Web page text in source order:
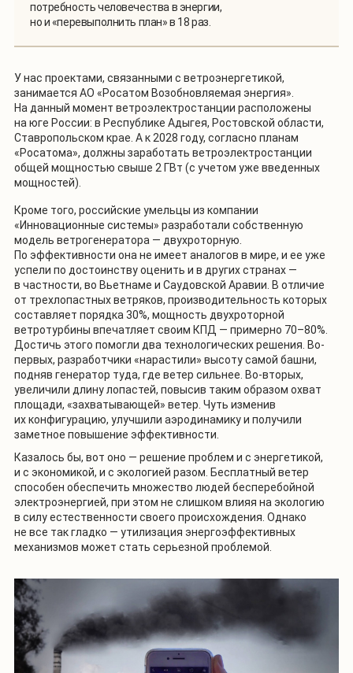
потребность человечества в энергии,
но и «перевыполнить план» в 18 раз.
У нас проектами, связанными с ветроэнергетикой,
занимается АО «Росатом Возобновляемая энергия».
На данный момент ветроэлектростанции расположены
на юге России: в Республике Адыгея, Ростовской области,
Ставропольском крае. А к 2028 году, согласно планам
«Росатома», должны заработать ветроэлектростанции
общей мощностью свыше 2 ГВт (с учетом уже введенных
мощностей).
Кроме того, российские умельцы из компании
«Инновационные системы» разработали собственную
модель ветрогенератора — двухроторную.
По эффективности она не имеет аналогов в мире, и ее уже
успели по достоинству оценить и в других странах —
в частности, во Вьетнаме и Саудовской Аравии. В отличие
от трехлопастных ветряков, производительность которых
составляет порядка 30%, мощность двухроторной
ветротурбины впечатляет своим КПД — примерно 70–80%.
Достичь этого помогли два технологических решения. Во-
первых, разработчики «нарастили» высоту самой башни,
подняв генератор туда, где ветер сильнее. Во-вторых,
увеличили длину лопастей, повысив таким образом охват
площади, «захватывающей» ветер. Чуть изменив
их конфигурацию, улучшили аэродинамику и получили
заметное повышение эффективности.
Казалось бы, вот оно — решение проблем и с энергетикой,
и с экономикой, и с экологией разом. Бесплатный ветер
способен обеспечить множество людей бесперебойной
электроэнергией, при этом не слишком влияя на экологию
в силу естественности своего происхождения. Однако
не все так гладко — утилизация энергоэффективных
механизмов может стать серьезной проблемой.